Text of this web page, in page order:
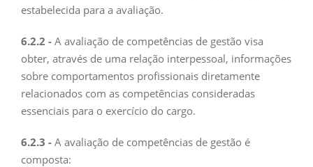
estabelecida para a avaliação.
6.2.2 - A avaliação de competências de gestão visa
obter, através de uma relação interpessoal, informações
sobre comportamentos profissionais diretamente
relacionados com as competências consideradas
essenciais para o exercício do cargo.
6.2.3 - A avaliação de competências de gestão é
composta: